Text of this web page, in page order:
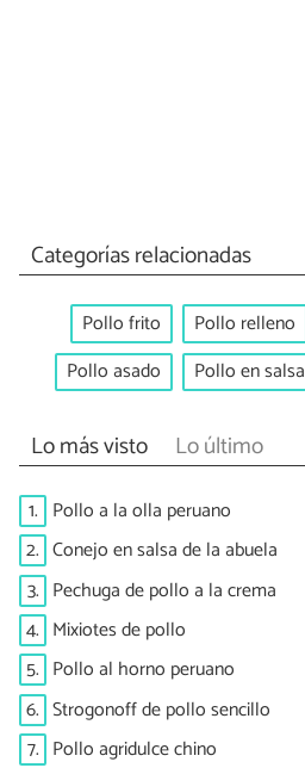
Categorías relacionadas
Pollo frito Pollo relleno
Pollo asado
Pollo en salsa
Lo más visto Lo último
1. Pollo a la olla peruano
2. Conejo en salsa de la abuela
3. Pechuga de pollo a la crema
4. Mixiotes de pollo
5. Pollo al horno peruano
6. Strogonoff de pollo sencillo
7. Pollo agridulce chino